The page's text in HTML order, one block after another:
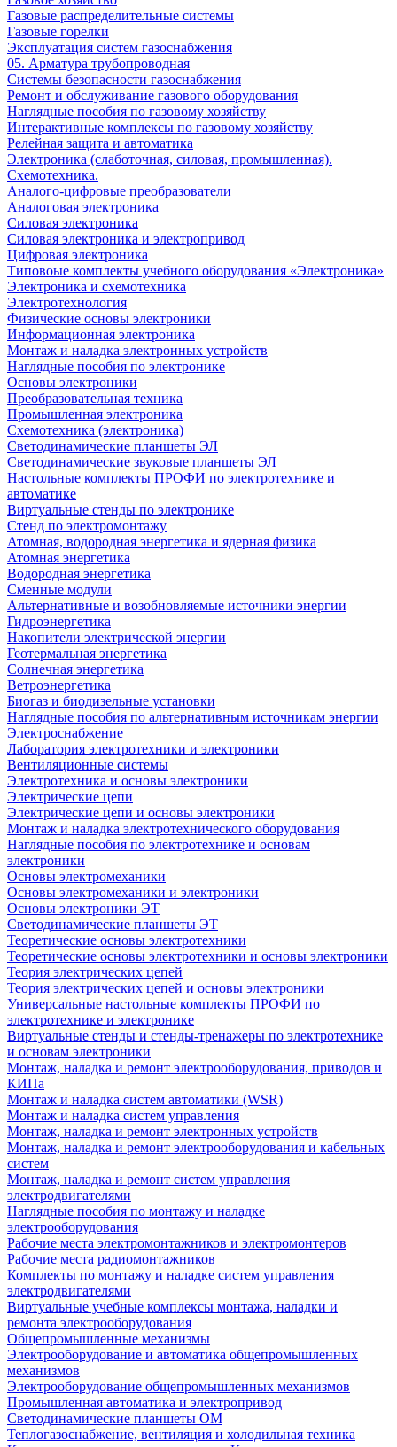
Газовые распределительные системы
Газовые горелки
Эксплуатация систем газоснабжения
05. Арматура трубопроводная
Системы безопасности газоснабжения
Ремонт и обслуживание газового оборудования
Наглядные пособия по газовому хозяйству
Интерактивные комплексы по газовому хозяйству
Релейная защита и автоматика
Электроника (слаботочная, силовая, промышленная).
Схемотехника.
Аналого-цифровые преобразователи
Аналоговая электроника
Cиловая электроника
Cиловая электроника и электропривод
Цифровая электроника
Типовоые комплекты учебного оборудования «Электроника»
Электроника и схемотехника
Электротехнология
Физические основы электроники
Информационная электроника
Монтаж и наладка электронных устройств
Наглядные пособия по электронике
Основы электроники
Преобразовательная техника
Промышленная электроника
Схемотехника (электроника)
Светодинамические планшеты ЭЛ
Светодинамические звуковые планшеты ЭЛ
Настольные комплекты ПРОФИ по электротехнике и
автоматике
Виртуальные стенды по электронике
Стенд по электромонтажу
Атомная, водородная энергетика и ядерная физика
Атомная энергетика
Водородная энергетика
Сменные модули
Альтернативные и возобновляемые источники энергии
Гидроэнергетика
Накопители электрической энергии
Геотермальная энергетика
Солнечная энергетика
Ветроэнергетика
Биогаз и биодизельные установки
Наглядные пособия по альтернативным источникам энергии
Электроснабжение
Лаборатория электротехники и электроники
Вентиляционные системы
Электротехника и основы электроники
Электрические цепи
Электрические цепи и основы электроники
Монтаж и наладка электротехнического оборудования
Наглядные пособия по электротехнике и основам
электроники
Основы электромеханики
Основы электромеханики и электроники
Основы электроники ЭТ
Светодинамические планшеты ЭТ
Теоретические основы электротехники
Теоретические основы электротехники и основы электроники
Теория электрических цепей
Теория электрических цепей и основы электроники
Универсальные настольные комплекты ПРОФИ по
электротехнике и электронике
Виртуальные стенды и стенды-тренажеры по электротехнике
и основам электроники
Монтаж, наладка и ремонт электрооборудования, приводов и
КИПа
Монтаж и наладка систем автоматики (WSR)
Монтаж и наладка систем управления
Монтаж, наладка и ремонт электронных устройств
Монтаж, наладка и ремонт электрооборудования и кабельных
систем
Монтаж, наладка и ремонт систем управления
электродвигателями
Наглядные пособия по монтажу и наладке
электрооборудования
Рабочие места электромонтажников и электромонтеров
Рабочие места радиомонтажников
Комплекты по монтажу и наладке систем управления
электродвигателями
Виртуальные учебные комплексы монтажа, наладки и
ремонта электрооборудования
Общепромышленные механизмы
Электрооборудование и автоматика общепромышленных
механизмов
Электрооборудование общепромышленных механизмов
Промышленная автоматика и электропривод
Светодинамические планшеты ОМ
Теплогазоснабжение, вентиляция и холодильная техника